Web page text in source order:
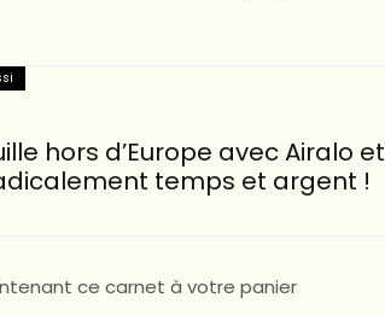
hors d’Europe avec Airalo et
temps et argent !
ce carnet à votre panier